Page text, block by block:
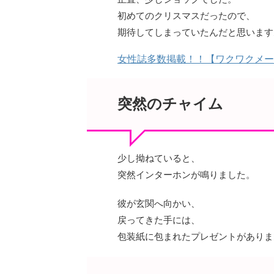
初めてのクリスマスだったので、
期待してしまっていたんだと思います
女性誌多数掲載！！【ワクワクメー
突然のチャイム
少し拗ねていると、
突然インターホンが鳴りました。
彼が玄関へ向かい、
戻ってきた手には、
包装紙に包まれたプレゼントがありま